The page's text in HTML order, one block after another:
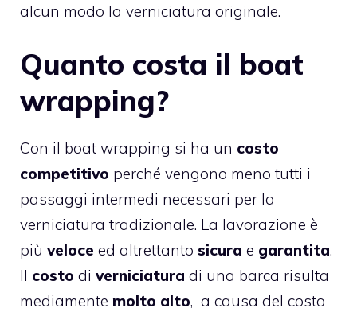
alcun modo la verniciatura originale.
Quanto costa il boat
wrapping?
Con il boat wrapping si ha un costo
competitivo perché vengono meno tutti i
passaggi intermedi necessari per la
verniciatura tradizionale. La lavorazione è
più veloce ed altrettanto sicura e garantita.
Il costo di verniciatura di una barca risulta
mediamente molto alto, a causa del costo